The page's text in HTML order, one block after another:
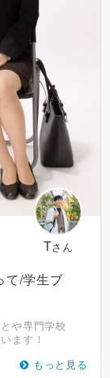
Tさん
て/学生ブ
や専門学校
ます！
もっと見る